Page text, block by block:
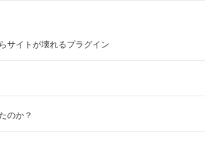
サイトが壊れるプラグイン
のか？